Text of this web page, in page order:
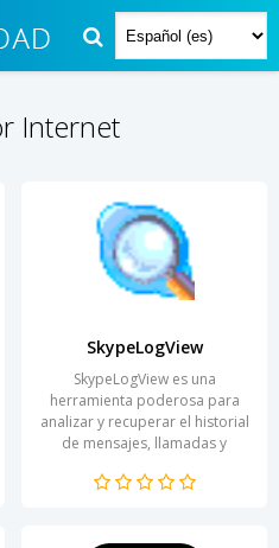
Internet
SkypeLogView
SkypeLogView es una
herramienta poderosa para
analizar y recuperar el historial
de mensajes, llamadas y
programa está diseñado